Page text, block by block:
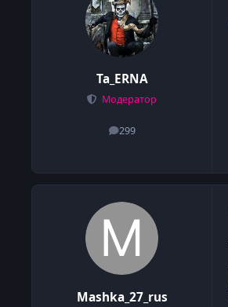
Ta_ERNA
Модератор
299
сообщения
Mashka_27_rus